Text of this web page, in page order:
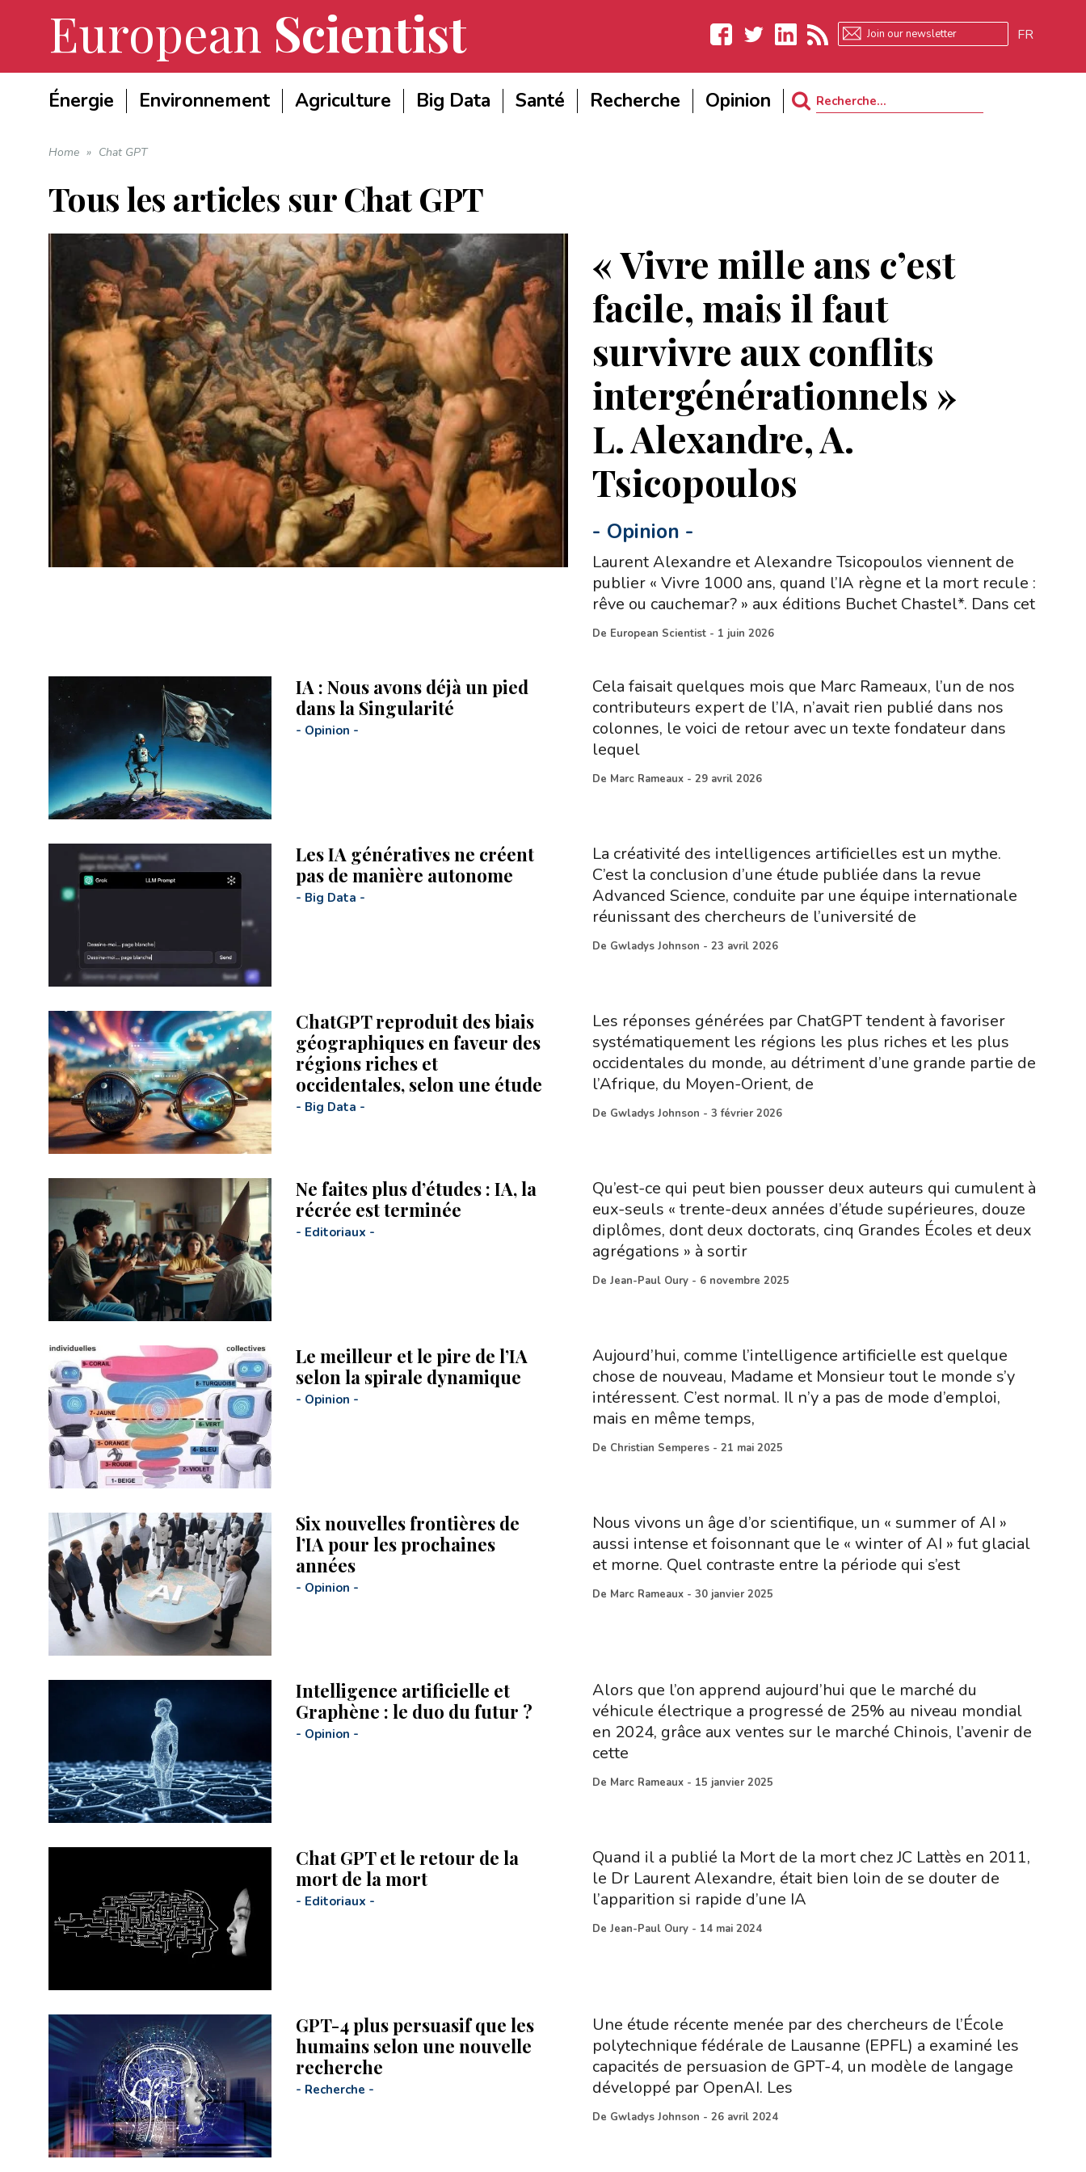
European Scientist
LinkedIn
FR
Énergie Environnement Agriculture Big Data Santé Recherche Opinion
Search
Home » Chat GPT
Tous les articles surChat GPT
« Vivre mille ans c’est
facile, mais il faut
survivre aux conflits
intergénérationnels »
L. Alexandre, A.
Tsicopoulos
- Opinion -
Laurent Alexandre et Alexandre Tsicopoulos viennent de
publier « Vivre 1000 ans, quand l’IA règne et la mort recule :
rêve ou cauchemar? » aux éditions Buchet Chastel*. Dans cet
De European Scientist - 1 juin 2026
IA : Nous avons déjà un pied
dans la Singularité
- Opinion -
Cela faisait quelques mois que Marc Rameaux, l’un de nos
contributeurs expert de l’IA, n’avait rien publié dans nos
colonnes, le voici de retour avec un texte fondateur dans
lequel
De Marc Rameaux - 29 avril 2026
Les IA génératives ne créent
pas de manière autonome
- Big Data -
La créativité des intelligences artificielles est un mythe.
C’est la conclusion d’une étude publiée dans la revue
Advanced Science, conduite par une équipe internationale
réunissant des chercheurs de l’université de
De Gwladys Johnson - 23 avril 2026
ChatGPT reproduit des biais
géographiques en faveur des
régions riches et
occidentales, selon une étude
- Big Data -
Les réponses générées par ChatGPT tendent à favoriser
systématiquement les régions les plus riches et les plus
occidentales du monde, au détriment d’une grande partie de
l’Afrique, du Moyen-Orient, de
De Gwladys Johnson - 3 février 2026
Ne faites plus d’études : IA, la
récrée est terminée
- Editoriaux -
Qu’est-ce qui peut bien pousser deux auteurs qui cumulent à
eux-seuls « trente-deux années d’étude supérieures, douze
diplômes, dont deux doctorats, cinq Grandes Écoles et deux
agrégations » à sortir
De Jean-Paul Oury - 6 novembre 2025
Le meilleur et le pire de l’IA
selon la spirale dynamique
- Opinion -
Aujourd’hui, comme l’intelligence artificielle est quelque
chose de nouveau, Madame et Monsieur tout le monde s’y
intéressent. C’est normal. Il n’y a pas de mode d’emploi,
mais en même temps,
De Christian Semperes - 21 mai 2025
Six nouvelles frontières de
l’IA pour les prochaines
années
- Opinion -
Nous vivons un âge d’or scientifique, un « summer of AI »
aussi intense et foisonnant que le « winter of AI » fut glacial
et morne. Quel contraste entre la période qui s’est
De Marc Rameaux - 30 janvier 2025
Intelligence artificielle et
Graphène : le duo du futur ?
- Opinion -
Alors que l’on apprend aujourd’hui que le marché du
véhicule électrique a progressé de 25% au niveau mondial
en 2024, grâce aux ventes sur le marché Chinois, l’avenir de
cette
De Marc Rameaux - 15 janvier 2025
Chat GPT et le retour de la
mort de la mort
- Editoriaux -
Quand il a publié la Mort de la mort chez JC Lattès en 2011,
le Dr Laurent Alexandre, était bien loin de se douter de
l’apparition si rapide d’une IA
De Jean-Paul Oury - 14 mai 2024
GPT-4 plus persuasif que les
humains selon une nouvelle
recherche
- Recherche -
Une étude récente menée par des chercheurs de l’École
polytechnique fédérale de Lausanne (EPFL) a examiné les
capacités de persuasion de GPT-4, un modèle de langage
développé par OpenAI. Les
De Gwladys Johnson - 26 avril 2024